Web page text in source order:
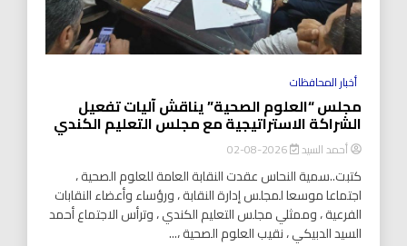
أخبار المحافظات
مجلس “العلوم الصحية” يناقش آليات تفعيل
الشراكة الاستراتيجية مع مجلس التعليم الكندي
أحمد السيد 2026-08-02
كتبت..سمية النحاس عقدت النقابة العامة للعلوم الصحية ،
اجتماعا موسعا لمجلس إدارة النقابة ، ورؤساء وأعضاء النقابات
الفرعية ، وممثلي مجلس التعليم الكندي ، وترأس الاجتماع أحمد
السيد الدبيكي ، نقيب العلوم الصحية ،...